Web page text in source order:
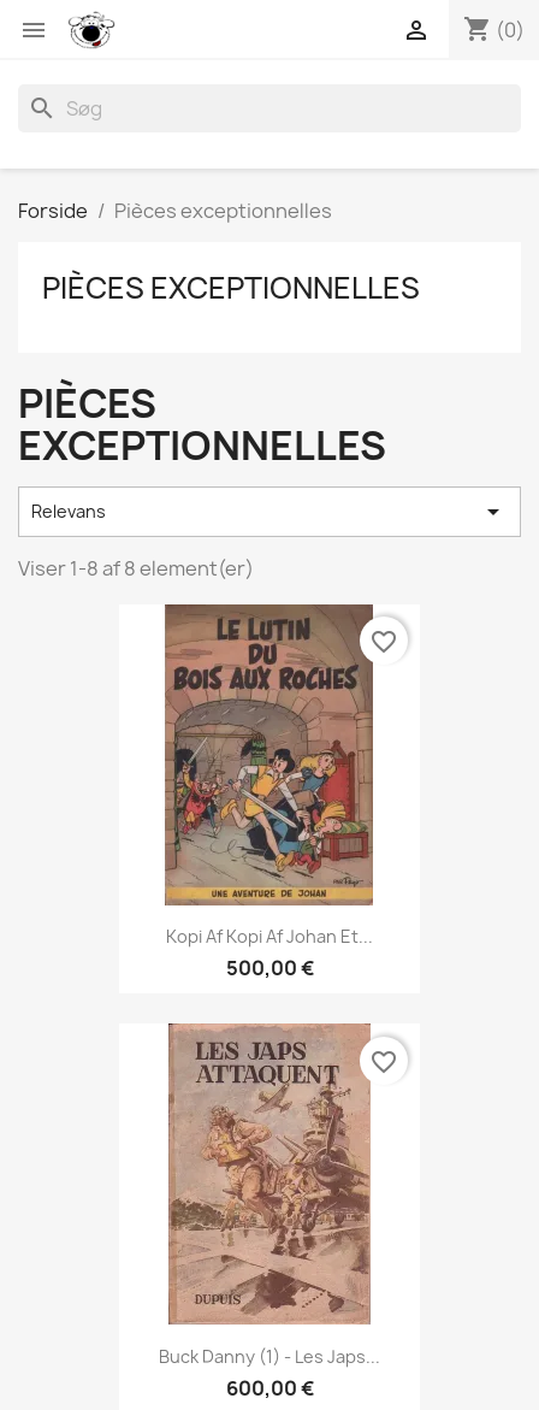
 shopping_cart (0)

search
Forside Pièces exceptionnelles
PIÈCES EXCEPTIONNELLES
PIÈCES
EXCEPTIONNELLES
Relevans 
Viser 1-8 af 8 element(er)
Kopi Af Kopi Af Johan Et...
500,00 €
favorite_border
Buck Danny (1) - Les Japs...
600,00 €
favorite_border